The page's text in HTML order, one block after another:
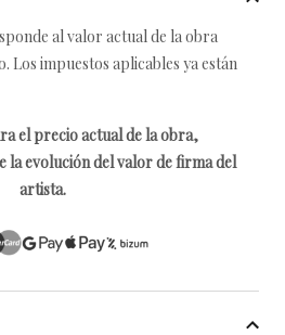
al valor actual de la obra
Los impuestos aplicables ya están
el precio actual de la obra,
la evolución del valor de firma del
artista.